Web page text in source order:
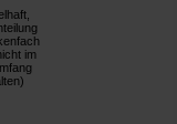
im